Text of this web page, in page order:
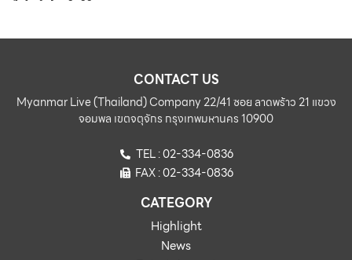
CONTACT US
Myanmar Live (Thailand) Company 22/41 ซอย ลาดพร้าว 21 แขวง
จอมพล เขตจตุจักร กรุงเทพมหานคร 10900
TEL : 02-334-0836
FAX : 02-334-0836
CATEGORY
Highlight
News